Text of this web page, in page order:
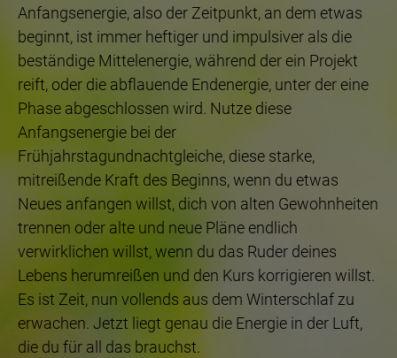
Anfangsenergie, also der Zeitpunkt, an dem etwas
beginnt, ist immer heftiger und impulsiver als die
beständige Mittelenergie, während der ein Projekt
reift, oder die abflauende Endenergie, unter der eine
Phase abgeschlossen wird. Nutze diese
Anfangsenergie bei der
Frühjahrstagundnachtgleiche, diese starke,
mitreißende Kraft des Beginns, wenn du etwas
Neues anfangen willst, dich von alten Gewohnheiten
trennen oder alte und neue Pläne endlich
verwirklichen willst, wenn du das Ruder deines
Lebens herumreißen und den Kurs korrigieren willst.
Es ist Zeit, nun vollends aus dem Winterschlaf zu
erwachen. Jetzt liegt genau die Energie in der Luft,
die du für all das brauchst.